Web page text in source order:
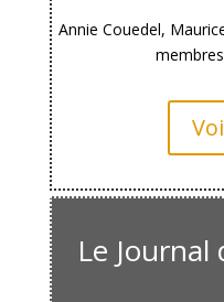
Annie Couedel,
Le Journal